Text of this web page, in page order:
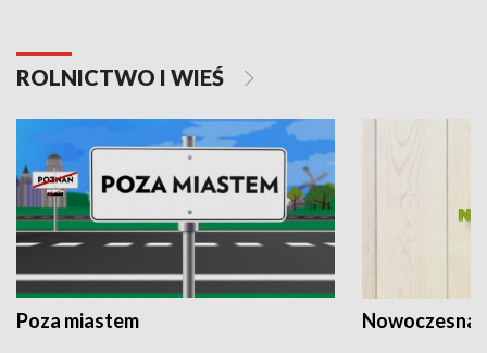
ROLNICTWO I WIEŚ
Poza miastem Nowoczesna